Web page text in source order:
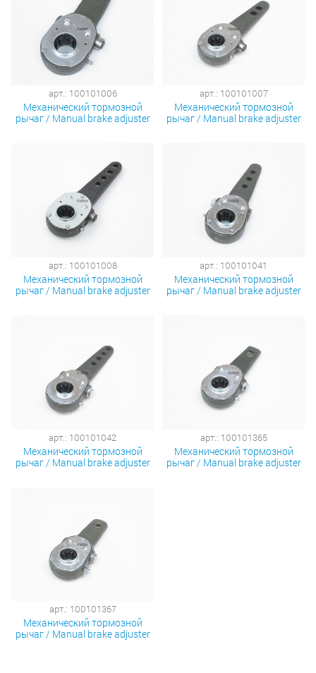
арт.: 100101006
Механический тормозной
рычаг / Manual brake adjuster
арт.: 100101007
Механический тормозной
рычаг / Manual brake adjuster
арт.: 100101008
Механический тормозной
рычаг / Manual brake adjuster
арт.: 100101041
Механический тормозной
рычаг / Manual brake adjuster
арт.: 100101042
Механический тормозной
рычаг / Manual brake adjuster
арт.: 100101365
Механический тормозной
рычаг / Manual brake adjuster
арт.: 100101367
Механический тормозной
рычаг / Manual brake adjuster